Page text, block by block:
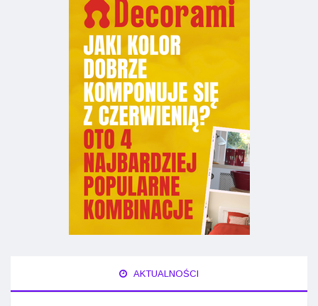
AKTUALNOŚCI